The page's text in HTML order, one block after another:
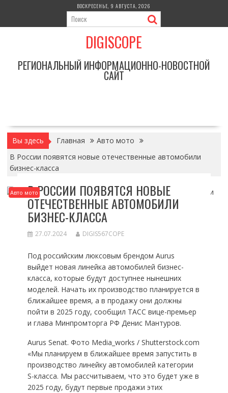
содержимому
ВОСКРЕСЕНЬЕ, 9 АВГУСТА, 2026
DIGISCOPE
РЕГИОНАЛЬНЫЙ ИНФОРМАЦИОННО-НОВОСТНОЙ
САЙТ
Вы здесь Главная
Авто мото
В России появятся новые отечественные автомобили
бизнес-класса
Авто мотоВ РОССИИ ПОЯВЯТСЯ НОВЫЕ
ОТЕЧЕСТВЕННЫЕ АВТОМОБИЛИ
БИЗНЕС-КЛАССА
27.07.2024 DIGIS567COPE
Под российским люксовым брендом Aurus
выйдет новая линейка автомобилей бизнес-
класса, которые будут доступнее нынешних
моделей. Начать их производство планируется в
ближайшее время, а в продажу они должны
пойти в 2025 году, сообщил ТАСС вице-премьер
и глава Минпромторга РФ Денис Мантуров.
Aurus Senat. Фото Media_works / Shutterstock.com
«Мы планируем в ближайшее время запустить в
производство линейку автомобилей категории
S-класса. Мы рассчитываем, что это будет уже в
2025 году, будут первые продажи этих